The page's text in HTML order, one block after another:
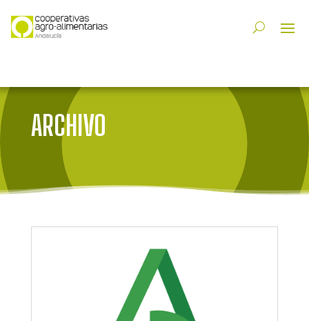
ARCHIVO